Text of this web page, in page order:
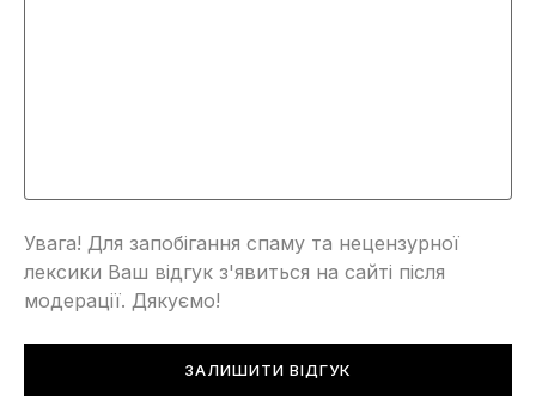
Увага! Для запобігання спаму та нецензурної
лексики Ваш відгук з'явиться на сайті після
модерації. Дякуємо!
ЗАЛИШИТИ ВІДГУК